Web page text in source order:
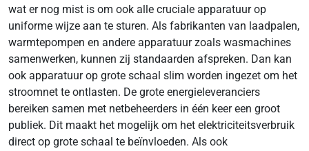
wat er nog mist is om ook alle cruciale apparatuur op
uniforme wijze aan te sturen. Als fabrikanten van laadpalen,
warmtepompen en andere apparatuur zoals wasmachines
samenwerken, kunnen zij standaarden afspreken. Dan kan
ook apparatuur op grote schaal slim worden ingezet om het
stroomnet te ontlasten. De grote energieleveranciers
bereiken samen met netbeheerders in één keer een groot
publiek. Dit maakt het mogelijk om het elektriciteitsverbruik
direct op grote schaal te beïnvloeden. Als ook